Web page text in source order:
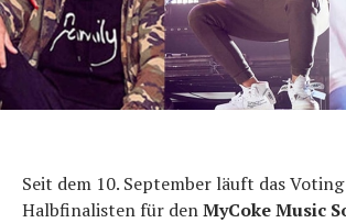
Seit dem 10. September läuft das
Halbfinalisten für denMyCoke Music